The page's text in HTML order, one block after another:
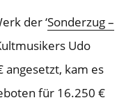
der ‘Sonderzug –
Udo
kam es
für 16.250 €